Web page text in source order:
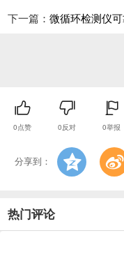
给用户带来不良体验
保持设备清洁
止交叉感染。
正确操作：在
指示正确操作，避
伤耳道或鼓膜。
人们观察耳道内部情
和诊断。如果发现耳
下一篇： 微循环检测仪
0点赞 0反对 0举报
分享到：
热门评论